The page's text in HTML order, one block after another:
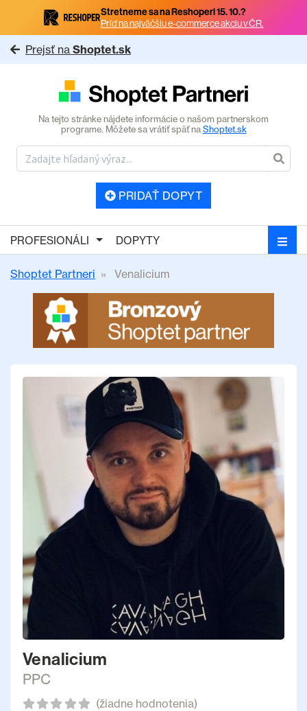
Stretneme sa na Reshoperi 15. 10.?
Príď na najväčšiu e-commerce akciu v ČR.
Prejsť na Shoptet.sk
Na tejto stránke nájdete informácie o našom partnerskom
programe. Môžete sa vrátiť späť naShoptet.sk
PRIDAŤ DOPYT
PROFESIONÁLI DOPYTY
Shoptet Partneri Venalicium
Venalicium
PPC
(žiadne hodnotenia)